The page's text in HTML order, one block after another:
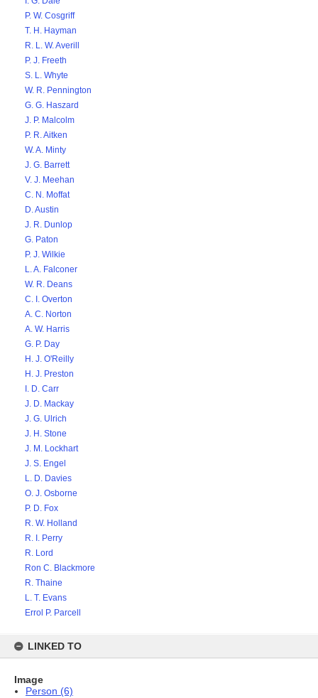
P. W. Cosgriff
T. H. Hayman
R. L. W. Averill
P. J. Freeth
S. L. Whyte
W. R. Pennington
G. G. Haszard
J. P. Malcolm
P. R. Aitken
W. A. Minty
J. G. Barrett
V. J. Meehan
C. N. Moffat
D. Austin
J. R. Dunlop
G. Paton
P. J. Wilkie
L. A. Falconer
W. R. Deans
C. I. Overton
A. C. Norton
A. W. Harris
G. P. Day
H. J. O'Reilly
H. J. Preston
I. D. Carr
J. D. Mackay
J. G. Ulrich
J. H. Stone
J. M. Lockhart
J. S. Engel
L. D. Davies
O. J. Osborne
P. D. Fox
R. W. Holland
R. I. Perry
R. Lord
Ron C. Blackmore
R. Thaine
L. T. Evans
Errol P. Parcell
LINKED TO
Image
Person (6)